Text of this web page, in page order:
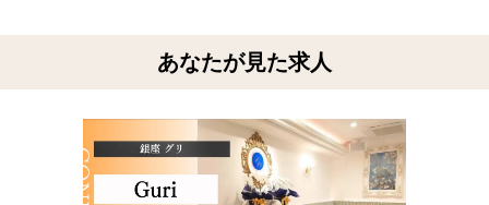
あなたが見た求人